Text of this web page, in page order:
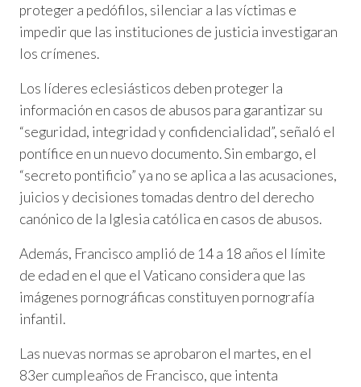
proteger a pedófilos, silenciar a las víctimas e
impedir que las instituciones de justicia investigaran
los crímenes.
Los líderes eclesiásticos deben proteger la
información en casos de abusos para garantizar su
“seguridad, integridad y confidencialidad”, señaló el
pontífice en un nuevo documento. Sin embargo, el
“secreto pontificio” ya no se aplica a las acusaciones,
juicios y decisiones tomadas dentro del derecho
canónico de la Iglesia católica en casos de abusos.
Además, Francisco amplió de 14 a 18 años el límite
de edad en el que el Vaticano considera que las
imágenes pornográficas constituyen pornografía
infantil.
Las nuevas normas se aprobaron el martes, en el
83er cumpleaños de Francisco, que intenta